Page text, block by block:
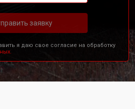
заявку
я даю свое согласие на обработку